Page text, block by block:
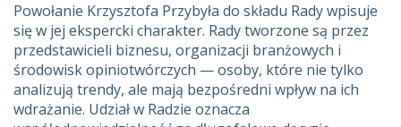
Powołanie Krzysztofa Przybyła do składu Rady wpisuje
się w jej ekspercki charakter. Rady tworzone są przez
przedstawicieli biznesu, organizacji branżowych i
środowisk opiniotwórczych — osoby, które nie tylko
analizują trendy, ale mają bezpośredni wpływ na ich
wdrażanie. Udział w Radzie oznacza